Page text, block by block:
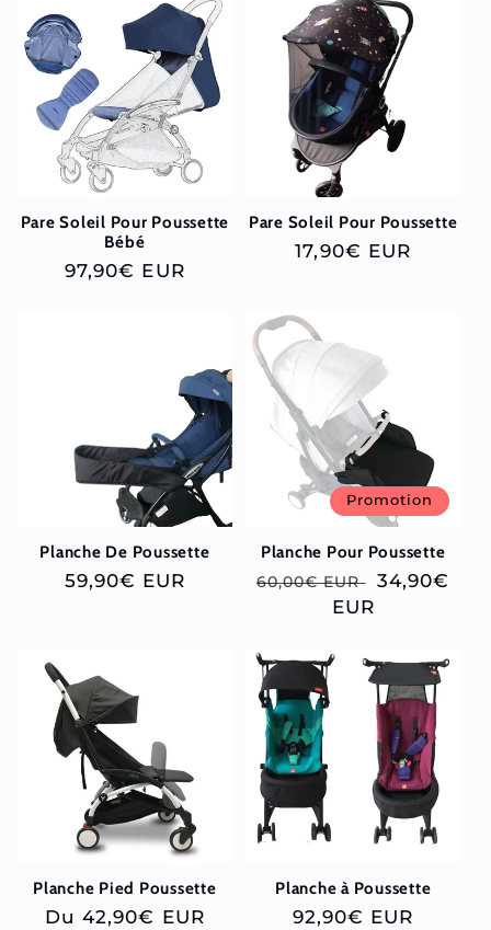
Pare Soleil Pour Poussette
Bébé
Prix
97,90€ EUR
Pare Soleil Pour Poussette
Prix
17,90€ EUR
Planche De Poussette
Prix
59,90€ EUR
Promotion
Planche Pour Poussette
Prix
habituel
60,00€ EUR
Prix
34,90€
EUR
Planche Pied Poussette
Prix
Du 42,90€ EUR
Planche à Poussette
Prix
92,90€ EUR